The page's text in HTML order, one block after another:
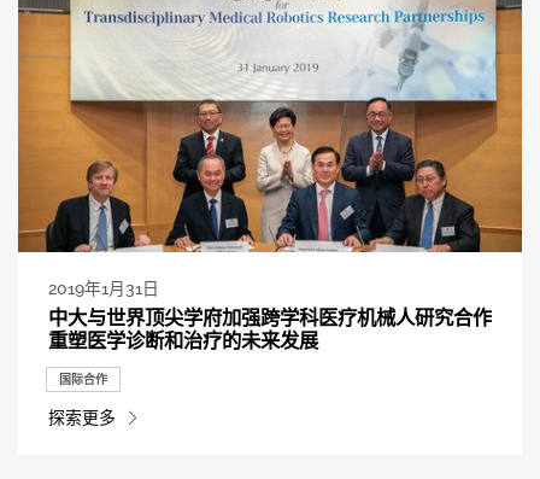
2019年1月31日
中大与世界顶尖学府加强跨学科医疗机械人研究合作
重塑医学诊断和治疗的未来发展
国际合作
探索更多